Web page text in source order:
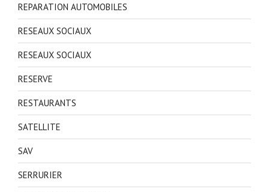
REPARATION AUTOMOBILES
RESEAUX SOCIAUX
RESEAUX SOCIAUX
RESERVE
RESTAURANTS
SATELLITE
SAV
SERRURIER